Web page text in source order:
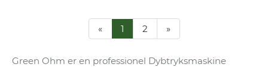
« 1 2 »
Green Ohm er en professionel Dybtryksmaskine